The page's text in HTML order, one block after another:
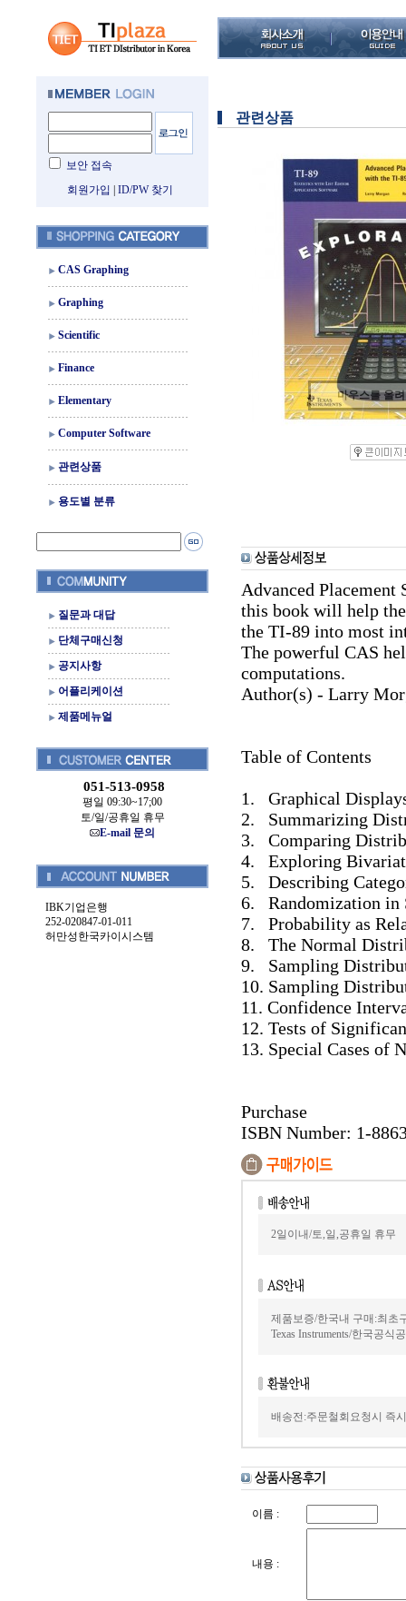
보안 접속
회원가입
ID/PW 찾기
CAS Graphing
Graphing
Scientific
Finance
Elementary
Computer Software
관련상품
용도별 분류
질문과 대답
단체구매신청
공지사항
어플리케이션
제품메뉴얼
051-513-0958
평일 09:30~17;00
토/일/공휴일 휴무
E-mail 문의
IBK기업은행
252-020847-01-011
허만성한국카이시스템
관련상품
마우스를 올
Advanced
this book will help
the TI-89 into most
The powerful CAS
computations.
Author(s) - Larry
Table of Contents
1. Graphical
2. Summarizing
3. Comparing
4. Exploring
5. Describing
6. Randomization in
7. Probability as
8. The Normal
9. Sampling
10. Sampling
11. Confidence
12. Tests of
13. Special Cases of
Purchase
ISBN Number: 1-
2일이내/토,일,공휴일 휴무
제품보증/한국내 구매:최초
Texas Instruments/한국공식
배송전:주문철회요청시 즉
이름 :
내용 :